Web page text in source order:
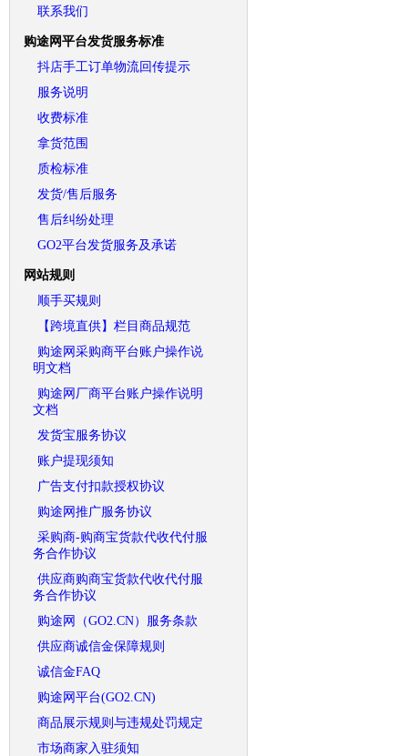
联系我们
购途网平台发货服务标准
抖店手工订单物流回传提示
服务说明
收费标准
拿货范围
质检标准
发货/售后服务
售后纠纷处理
GO2平台发货服务及承诺
网站规则
顺手买规则
【跨境直供】栏目商品规范
购途网采购商平台账户操作说
明文档
购途网厂商平台账户操作说明
文档
发货宝服务协议
账户提现须知
广告支付扣款授权协议
购途网推广服务协议
采购商-购商宝货款代收代付服
务合作协议
供应商购商宝货款代收代付服
务合作协议
购途网（GO2.CN）服务条款
供应商诚信金保障规则
诚信金FAQ
购途网平台(GO2.CN)
商品展示规则与违规处罚规定
市场商家入驻须知